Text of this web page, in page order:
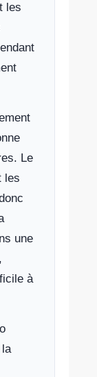
les
Le
les
une
à